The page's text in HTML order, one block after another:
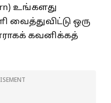
உங்களது
ஒரு
கவனிக்கத்